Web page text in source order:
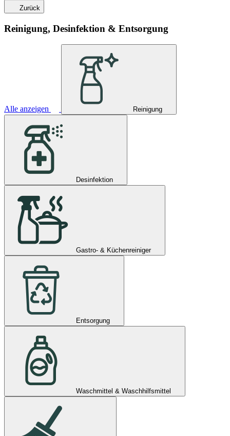
Zurück
Reinigung, Desinfektion & Entsorgung
Alle anzeigen Reinigung
Desinfektion
Gastro- & Küchenreiniger
Entsorgung
Waschmittel & Waschhilfsmittel